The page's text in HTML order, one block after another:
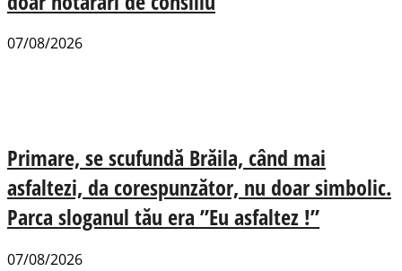
07/08/2026
Primare, se scufundă Brăila, când mai
asfaltezi, da corespunzător, nu doar simbolic.
Parca sloganul tău era ”Eu asfaltez !”
07/08/2026